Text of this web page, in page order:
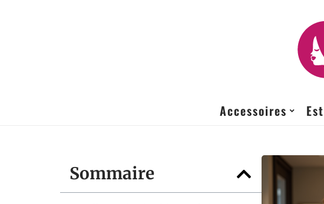
Accessoires
Sommaire